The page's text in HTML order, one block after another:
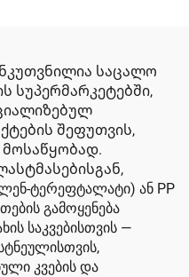
საცალო
სუპერმარკეტებში,
შეფუთვის,
ტერეფტალატი) ან PP
გამოყენება
საკვებისთვის —
კვების და